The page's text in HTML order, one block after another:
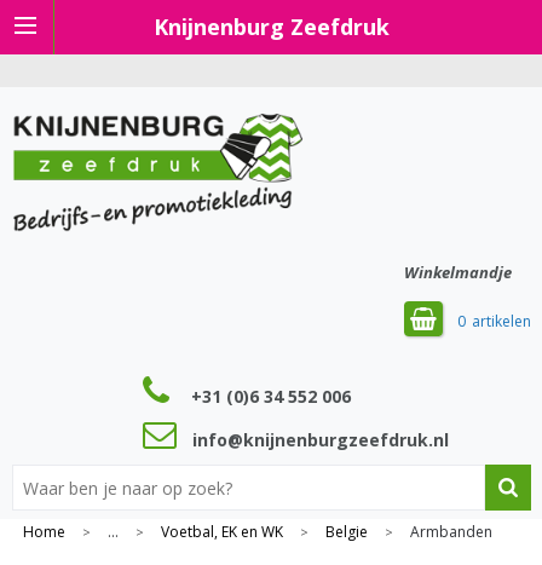
Knijnenburg Zeefdruk
Winkelmandje
0
+31 (0)6 34 552 006
info@knijnenburgzeefdruk.nl
Home > ... > Voetbal, EK en WK > Belgie > Armbanden